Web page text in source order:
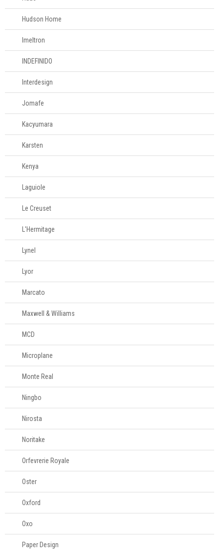
Hudson Home
Imeltron
INDEFINIDO
Interdesign
Jomafe
Kacyumara
Karsten
Kenya
Laguiole
Le Creuset
L'Hermitage
Lynel
Lyor
Marcato
Maxwell & Williams
MCD
Microplane
Monte Real
Ningbo
Nirosta
Noritake
Orfevrerie Royale
Oster
Oxford
Oxo
Paper Design